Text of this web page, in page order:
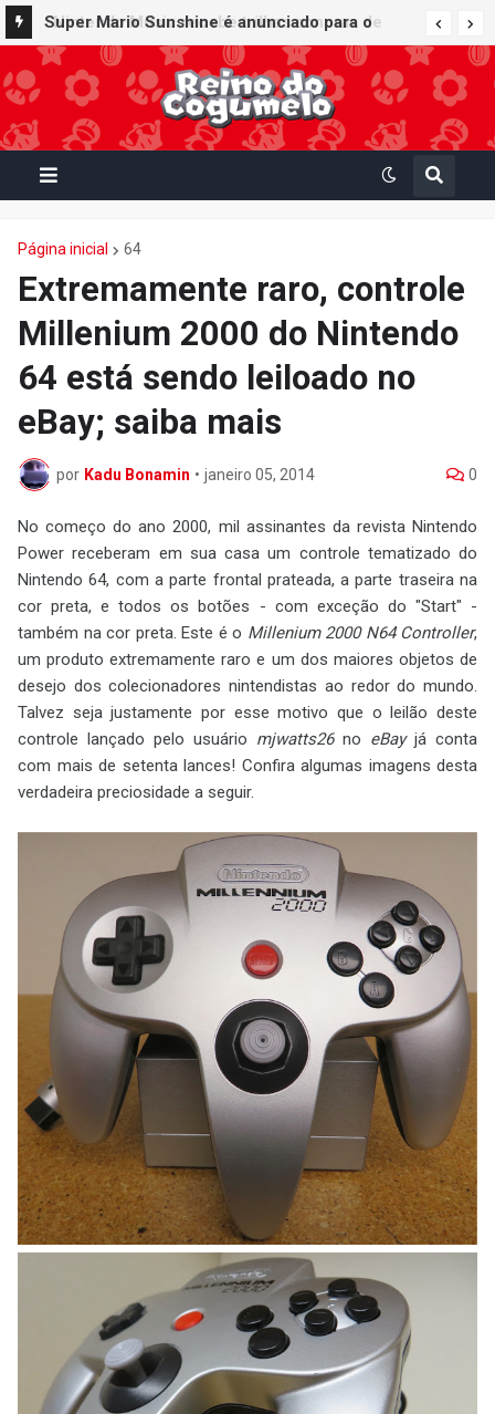
Super Mario Sunshine é anunciado para o
Nintendo GameCube - Nintendo Classics do
Nintendo Switch Online
Página inicial 64
Extremamente raro, controle
Millenium 2000 do Nintendo
64 está sendo leiloado no
eBay; saiba mais
por Kadu Bonamin • janeiro 05, 2014 0
No começo do ano 2000, mil assinantes da revista Nintendo
Power receberam em sua casa um controle tematizado do
Nintendo 64, com a parte frontal prateada, a parte traseira na
cor preta, e todos os botões - com exceção do "Start" -
também na cor preta. Este é o Millenium 2000 N64 Controller,
um produto extremamente raro e um dos maiores objetos de
desejo dos colecionadores nintendistas ao redor do mundo.
Talvez seja justamente por esse motivo que o leilão deste
controle lançado pelo usuário mjwatts26no eBayjá conta
com mais de setenta lances! Confira algumas imagens desta
verdadeira preciosidade a seguir.